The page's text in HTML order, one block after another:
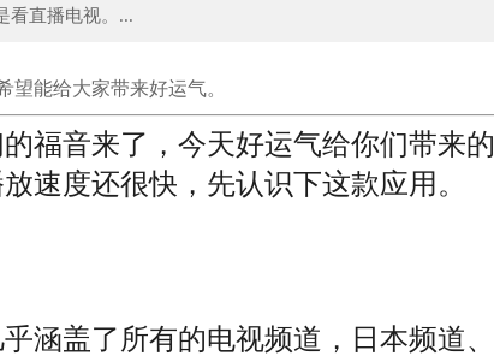
看直播电视。...
能给大家带来好运气。
福音来了，今天好运气给你们带来的
速度还很快，先认识下这款应用。
涵盖了所有的电视频道，日本频道、